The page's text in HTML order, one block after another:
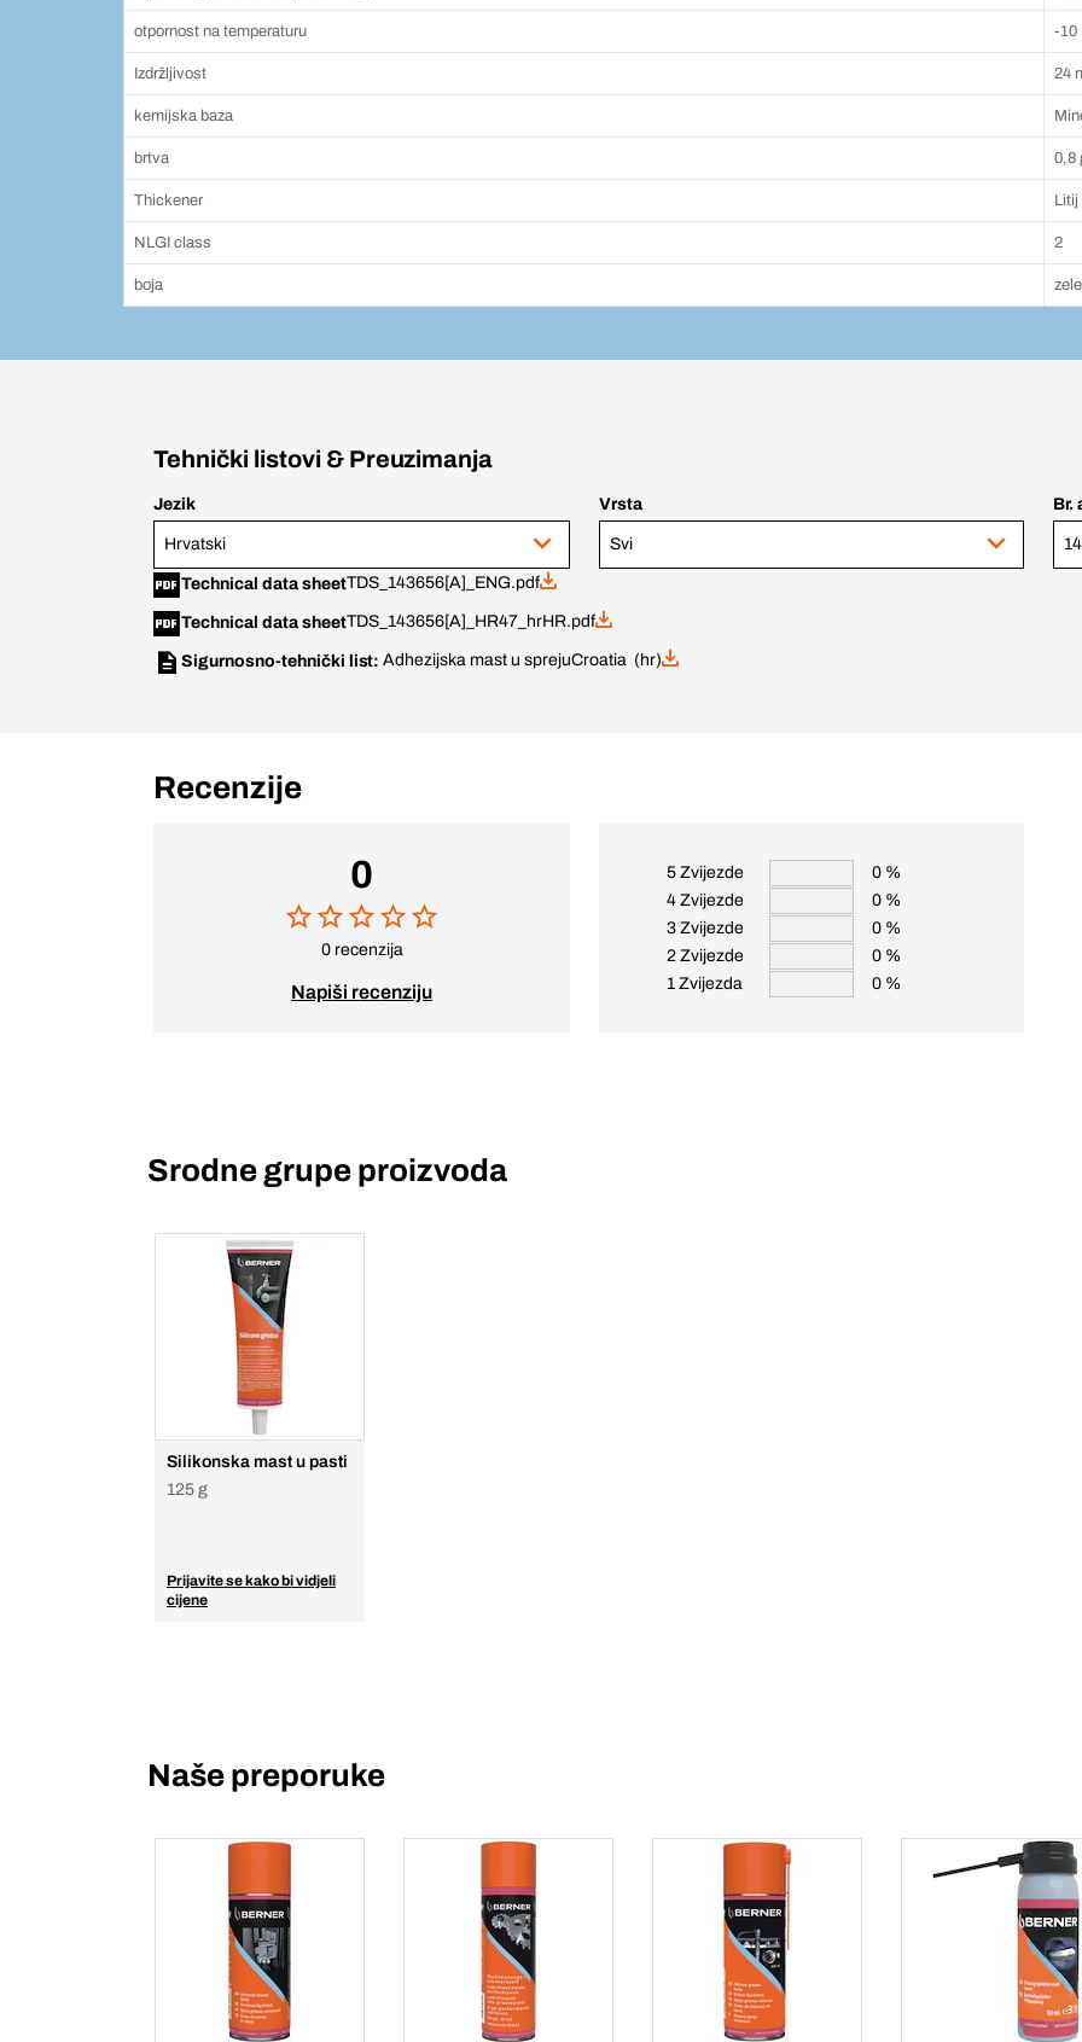
otpornost na temperaturu -10
Izdržljivost 24
kemijska baza
brtva 0,8
Thickener Litij
NLGI class 2
boja
Tehnički listovi & Preuzimanja
Jezik
Hrvatski
Vrsta
Svi
Br.
Technical data sheetTDS_143656[A]_ENG.pdf
Technical data sheetTDS_143656[A]_HR47_hrHR.pdf
Sigurnosno-tehnički list:Adhezijska mast u sprejuCroatia (hr)
Recenzije
0
0 recenzija
Napiši recenziju
5 Zvijezde
0 %
4 Zvijezde
0 %
3 Zvijezde
0 %
2 Zvijezde
0 %
1 Zvijezda
0 %
Srodne grupe proizvoda
Silikonska mast u pasti
125 g
Prijavite se kako bi vidjeli
cijene
Naše preporuke